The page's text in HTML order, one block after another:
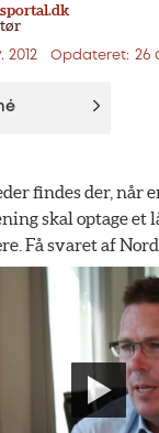
2012 Opdateret: 26
findes der, når
skal optage et
Få svaret af